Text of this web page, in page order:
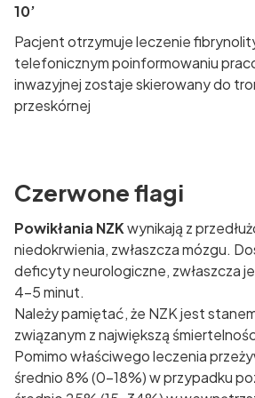
10’
Pacjent otrzymuje leczenie
telefonicznym poinformowaniu
inwazyjnej zostaje skierowany do
przeskórnej
Czerwone flagi
Powikłania NZKwynikają z
niedokrwienia, zwłaszcza mózgu.
deficyty neurologiczne, zwłaszcza
4-5 minut.
Należy pamiętać, że NZK jest
związanym z największą
Pomimo właściwego leczenia
średnio 8% (0-18%) w przypadku